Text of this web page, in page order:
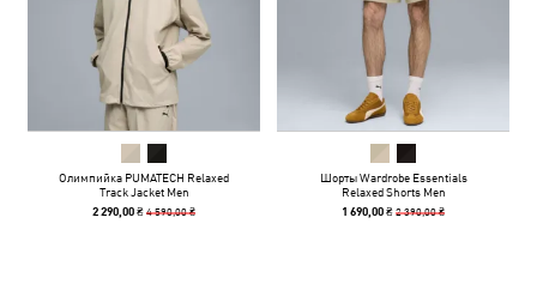
Олимпийка PUMATECH Relaxed
Track Jacket Men
2 290,00 ₴4 590,00 ₴
Шорты Wardrobe Essentials
Relaxed Shorts Men
1 690,00 ₴2 390,00 ₴